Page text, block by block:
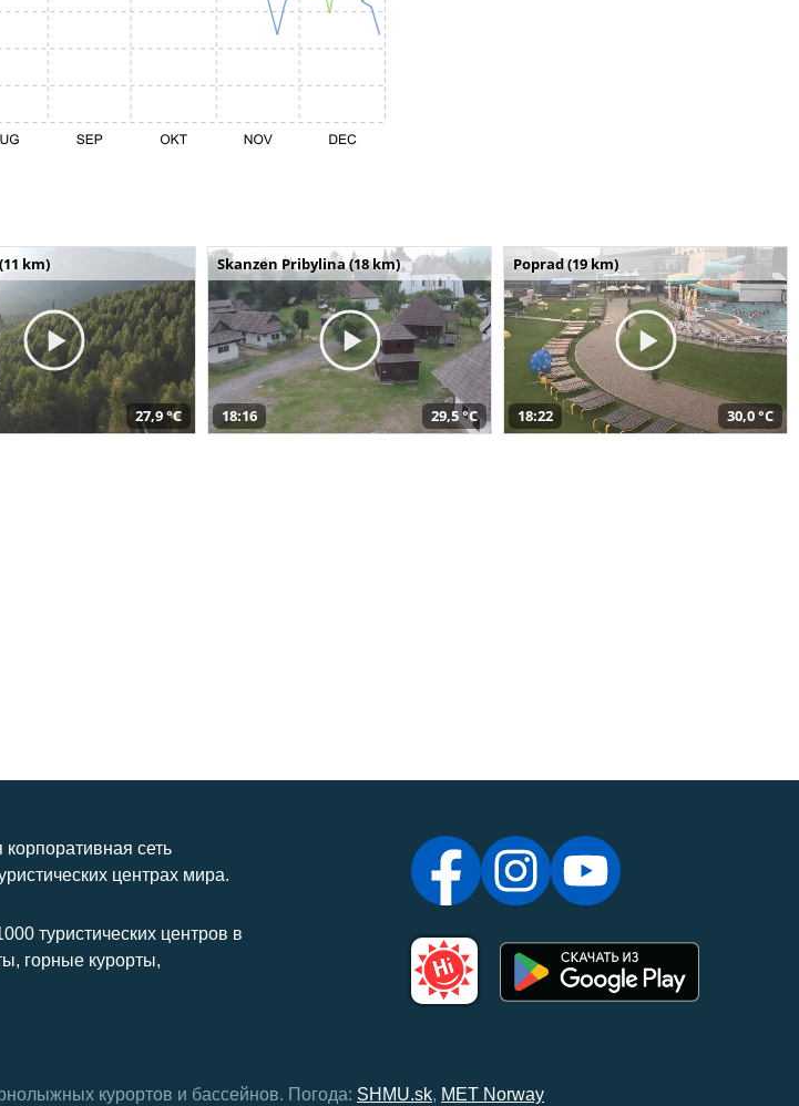
km)
27,9 °C
Skanzen Pribylina (18 km)
18:16 29,5 °C
Poprad (19 km)
18:22 30,0 °C
сеть
центрах мира.
туристических центров в
горные курорты,
курортов и бассейнов. Погода: SHMU.sk, MET Norway